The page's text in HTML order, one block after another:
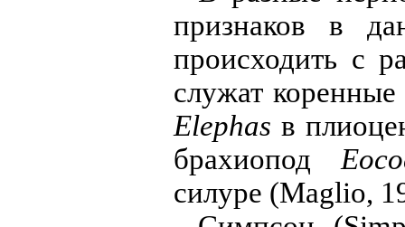
признаков в
происходить с
служат
Elephas в
брахиопод
силуре (Maglio,